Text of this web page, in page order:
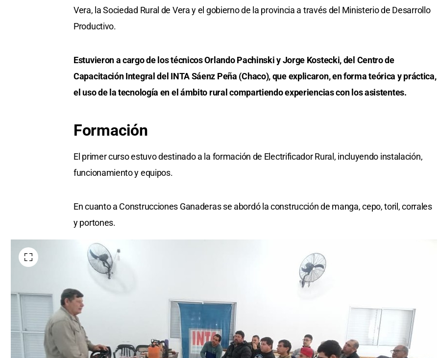
Vera, la Sociedad Rural de Vera y el gobierno de la provincia a través del Ministerio de Desarrollo
Productivo.
Estuvieron a cargo de los técnicos Orlando Pachinski y Jorge Kostecki, del Centro de
Capacitación Integral del INTA Sáenz Peña (Chaco), que explicaron, en forma teórica y práctica,
el uso de la tecnología en el ámbito rural compartiendo experiencias con los asistentes.
Formación
El primer curso estuvo destinado a la formación de Electrificador Rural, incluyendo instalación,
funcionamiento y equipos.
En cuanto a Construcciones Ganaderas se abordó la construcción de manga, cepo, toril, corrales
y portones.